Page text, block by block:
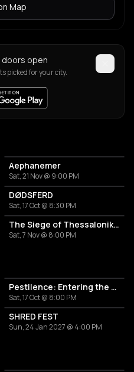
Map
open
picked for your city.
Aephanemer
Sat, 21 Nov @ 9:00 PM
DØDSFERD
Sat, 17 Oct @ 8:30 PM
The Siege of Thessaloniki - Second Greek Dungeon Synth Festival
Sat, 7 Nov @ 8:00 PM
Pestilence: Entering the Portals Tour 2026
Sat, 17 Oct @ 8:00 PM
SHRED FEST
Sun, 24 Jan 2027 @ 4:00 PM